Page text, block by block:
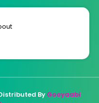
By Gooyaabi